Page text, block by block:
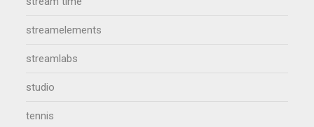
streamelements
streamlabs
studio
tennis